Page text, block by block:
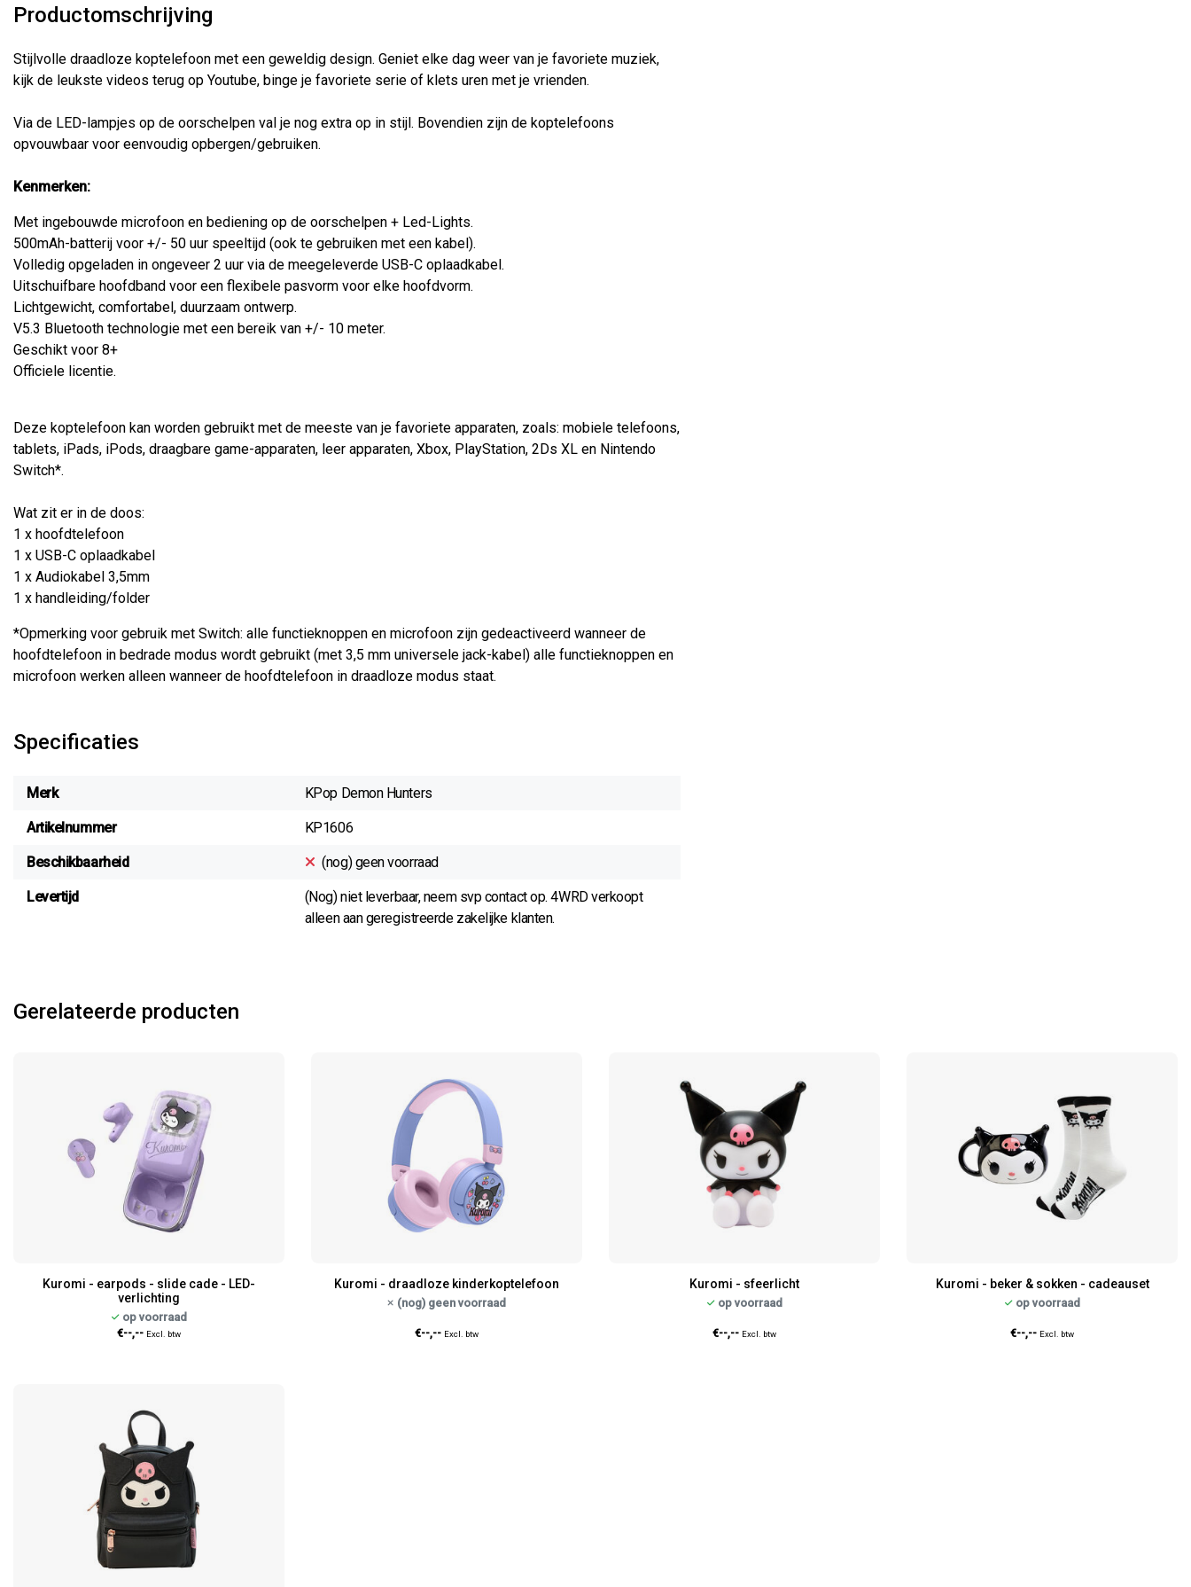
Productomschrijving
Stijlvolle draadloze koptelefoon met een geweldig design. Geniet elke dag weer van je favoriete muziek,
kijk de leukste videos terug op Youtube, binge je favoriete serie of klets uren met je vrienden.
Via de LED-lampjes op de oorschelpen val je nog extra op in stijl. Bovendien zijn de koptelefoons
opvouwbaar voor eenvoudig opbergen/gebruiken.
Kenmerken:
Met ingebouwde microfoon en bediening op de oorschelpen + Led-Lights.
500mAh-batterij voor +/- 50 uur speeltijd (ook te gebruiken met een kabel).
Volledig opgeladen in ongeveer 2 uur via de meegeleverde USB-C oplaadkabel.
Uitschuifbare hoofdband voor een flexibele pasvorm voor elke hoofdvorm.
Lichtgewicht, comfortabel, duurzaam ontwerp.
V5.3 Bluetooth technologie met een bereik van +/- 10 meter.
Geschikt voor 8+
Officiele licentie.
Deze koptelefoon kan worden gebruikt met de meeste van je favoriete apparaten, zoals: mobiele telefoons,
tablets, iPads, iPods, draagbare game-apparaten, leer apparaten, Xbox, PlayStation, 2Ds XL en Nintendo
Switch*.
Wat zit er in de doos:
1 x hoofdtelefoon
1 x USB-C oplaadkabel
1 x Audiokabel 3,5mm
1 x handleiding/folder
*Opmerking voor gebruik met Switch: alle functieknoppen en microfoon zijn gedeactiveerd wanneer de
hoofdtelefoon in bedrade modus wordt gebruikt (met 3,5 mm universele jack-kabel) alle functieknoppen en
microfoon werken alleen wanneer de hoofdtelefoon in draadloze modus staat.
Specificaties
Merk KPop Demon Hunters
Artikelnummer KP1606
Beschikbaarheid (nog) geen voorraad
Levertijd
(Nog) niet leverbaar, neem svp contact op. 4WRD verkoopt
alleen aan geregistreerde zakelijke klanten.
Gerelateerde producten
Kuromi - earpods - slide cade - LED-
verlichting
op voorraad
€--,-- Excl. btw
Kuromi - draadloze kinderkoptelefoon
(nog) geen voorraad
€--,-- Excl. btw
Kuromi - sfeerlicht
op voorraad
€--,-- Excl. btw
Kuromi - beker & sokken - cadeauset
op voorraad
€--,-- Excl. btw